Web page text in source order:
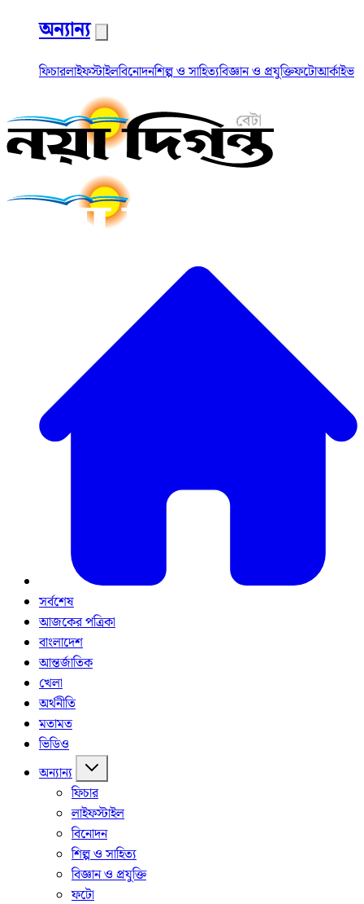
অন্যান্য
ফিচারলাইফস্টাইলবিনোদনশিল্প ও সাহিত্যবিজ্ঞান ও প্রযুক্তিফটোআর্কাইভ
সর্বশেষ
আজকের পত্রিকা
বাংলাদেশ
আন্তর্জাতিক
খেলা
অর্থনীতি
মতামত
ভিডিও
অন্যান্য
ফিচার
লাইফস্টাইল
বিনোদন
শিল্প ও সাহিত্য
বিজ্ঞান ও প্রযুক্তি
ফটো